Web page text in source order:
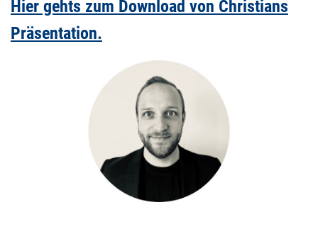
Hier gehts zum Download von Christians
Präsentation.